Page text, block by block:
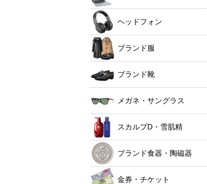
ヘッドフォン
ブランド服
ブランド靴
メガネ・サングラス
スカルプD・雪肌精
ブランド食器・陶磁器
金券・チケット